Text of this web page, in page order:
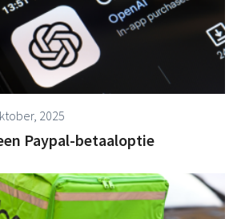
2025
Paypal-betaaloptie